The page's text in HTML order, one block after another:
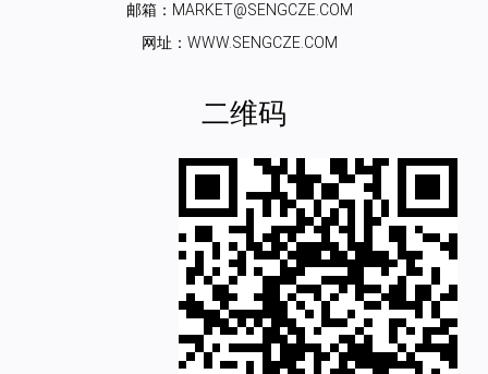
邮箱：MARKET@SENGCZE.COM
网址：WWW.SENGCZE.COM
二维码